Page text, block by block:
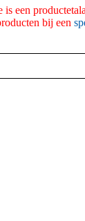
een
bij een